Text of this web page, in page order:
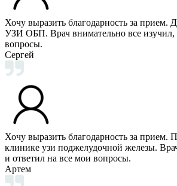
Хочу выразить благодарность за прием.
УЗИ ОБП. Врач внимательно все изучил,
вопросы.
Сергей
Хочу выразить благодарность за прием.
клинике узи поджелудочной железы.
и ответил на все мои вопросы.
Артем